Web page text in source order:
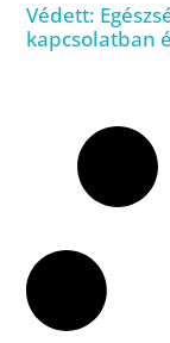
Védett:
kapcsolatban